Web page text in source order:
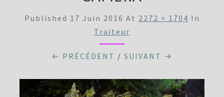
Published 17 Juin 2016 At 2272 × 1704 In
Traiteur
← PRÉCÉDENT / SUIVANT →